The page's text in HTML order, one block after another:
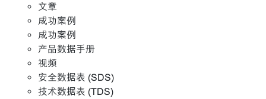
文章
成功案例
成功案例
产品数据手册
视频
安全数据表 (SDS)
技术数据表 (TDS)